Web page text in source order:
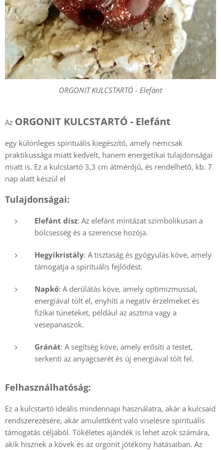
ORGONIT KULCSTARTÓ - Elefánt
Az ORGONIT KULCSTARTÓ - Elefánt
egy különleges spirituális kiegészítő, amely nemcsak
praktikussága miatt kedvelt, hanem energetikai tulajdonságai
miatt is. Ez a kulcstartó 3,3 cm átmérőjű, és rendelhető, kb. 7
nap alatt készül el
Tulajdonságai:
Elefánt dísz: Az elefánt mintázat szimbolikusan a
bölcsesség és a szerencse hozója.
Hegyikristály: A tisztaság és gyógyulás köve, amely
támogatja a spirituális fejlődést.
Napkő: A derűlátás köve, amely optimizmussal,
energiával tölt el, enyhíti a negatív érzelmeket és
fizikai tüneteket, például az asztma vagy a
vesepanaszok.
Gránát: A segítség köve, amely erősíti a testet,
serkenti az anyagcserét és új energiával tölt fel.
Felhasználhatóság:
Ez a kulcstartó ideális mindennapi használatra, akár a kulcsaid
rendszerezésére, akár amulettként való viselésre spirituális
támogatás céljából. Tökéletes ajándék is lehet azok számára,
akik hisznek a kövek és az orgonit jótékony hatásaiban. Az